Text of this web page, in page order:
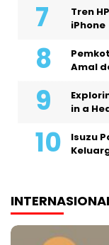
Tren
iPhone
Amal
in a
Isuzu